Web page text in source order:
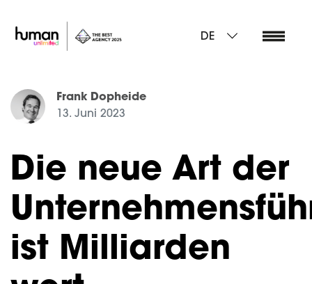
DE
Frank Dopheide
13. Juni 2023
Die neue Art der
ist Milliarden